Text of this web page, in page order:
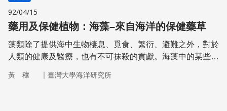
92/04/15
藥用及保健植物：海藻–來自海洋的保健藥草
藻類除了提供海中生物棲息、覓食、繁衍、避難之外，對於
人類的健康及醫療，也有不可抹殺的貢獻。海藻中的某些特
黃 穰 ｜ 臺灣大學海洋研究所